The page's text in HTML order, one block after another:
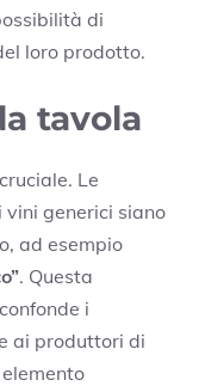
di
loro prodotto.
tavola
Le
generici siano
ad esempio
. Questa
i
ai produttori di